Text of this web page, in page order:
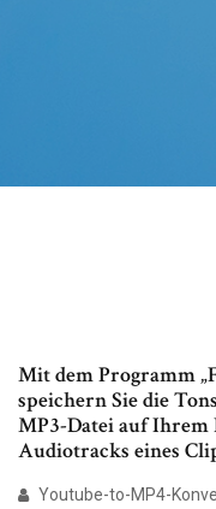
Mit dem Programm
speichern Sie die
MP3-Datei auf Ihrem
Audiotracks eines
Youtube-to-MP4-